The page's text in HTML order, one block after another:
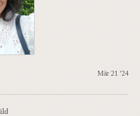
Mär 21 '24